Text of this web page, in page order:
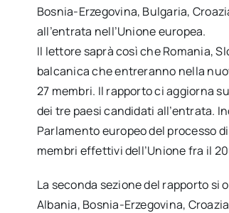
Bosnia-Erzegovina, Bulgaria,
all’entrata nell’Unione europea.
Il lettore saprà così che Romania,
balcanica che entreranno nella
27 membri. Il rapporto ci aggiorna
dei tre paesi candidati all’entrata.
Parlamento europeo del processo
membri effettivi dell’Unione fra il
La seconda sezione del rapporto si
Albania, Bosnia-Erzegovina,